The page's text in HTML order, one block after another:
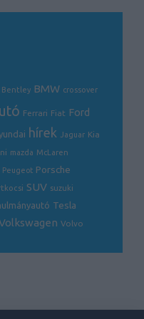
Bentley BMW crossover
Ferrari Fiat Ford
hírek Jaguar Kia
mazda McLaren
Peugeot Porsche
SUV suzuki
Tesla
Volvo